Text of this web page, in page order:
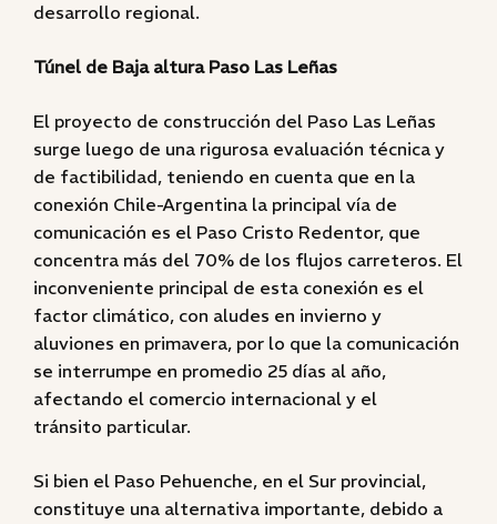
desarrollo regional.
Túnel de Baja altura Paso Las Leñas
El proyecto de construcción del Paso Las Leñas
surge luego de una rigurosa evaluación técnica y
de factibilidad, teniendo en cuenta que en la
conexión Chile-Argentina la principal vía de
comunicación es el Paso Cristo Redentor, que
concentra más del 70% de los flujos carreteros. El
inconveniente principal de esta conexión es el
factor climático, con aludes en invierno y
aluviones en primavera, por lo que la comunicación
se interrumpe en promedio 25 días al año,
afectando el comercio internacional y el
tránsito particular.
Si bien el Paso Pehuenche, en el Sur provincial,
constituye una alternativa importante, debido a